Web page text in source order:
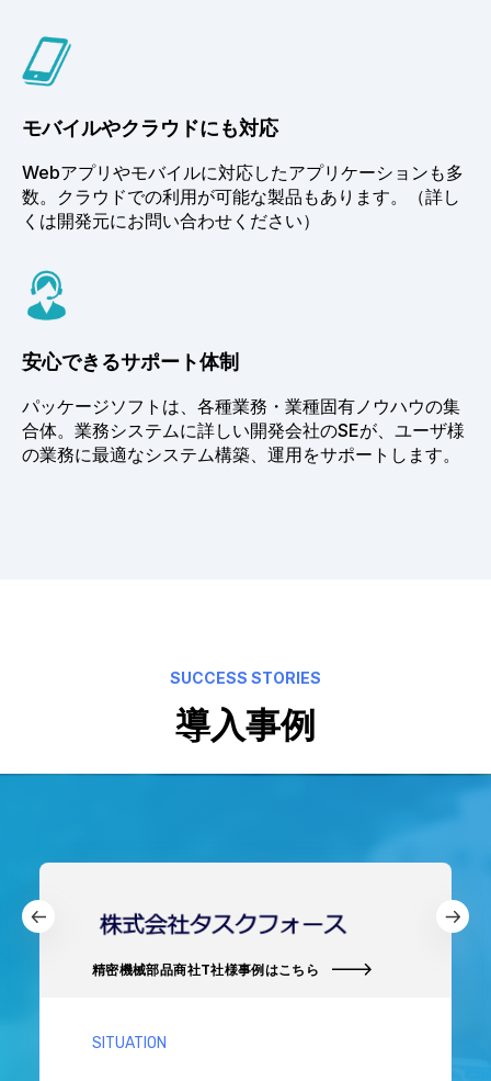
モバイルやクラウドにも対応
Webアプリやモバイルに対応したアプリケーションも多
数。クラウドでの利用が可能な製品もあります。（詳し
くは開発元にお問い合わせください）
安心できるサポート体制
パッケージソフトは、各種業務・業種固有ノウハウの集
合体。業務システムに詳しい開発会社のSEが、ユーザ様
の業務に最適なシステム構築、運用をサポートします。
SUCCESS STORIES
導入事例
精密機械部品商社T社様事例はこちら
SITUATION